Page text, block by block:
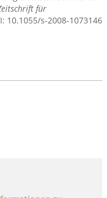
für
10.1055/s-2008-1073146